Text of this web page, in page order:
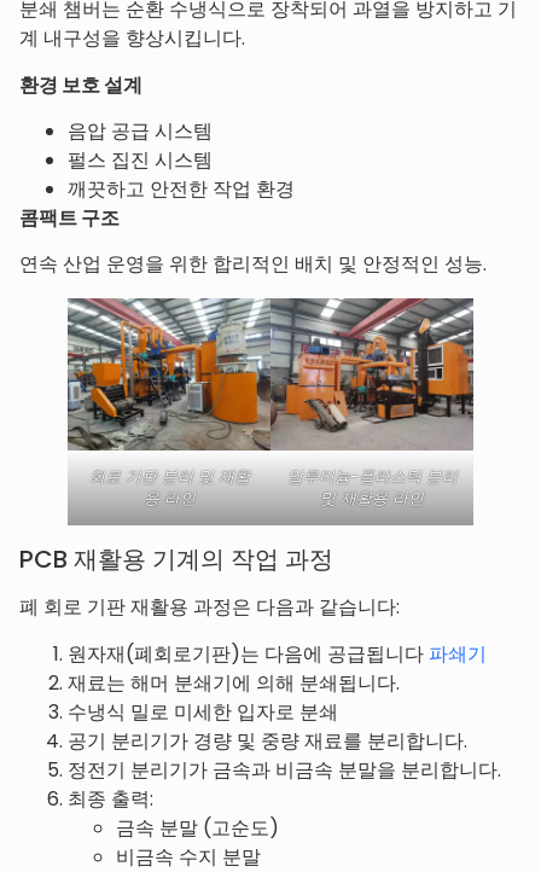
분쇄 챔버는 순환 수냉식으로 장착되어 과열을 방지하고 기
계 내구성을 향상시킵니다.
환경 보호 설계
음압 공급 시스템
펄스 집진 시스템
깨끗하고 안전한 작업 환경
콤팩트 구조
연속 산업 운영을 위한 합리적인 배치 및 안정적인 성능.
회로 기판 분리 및 재활
용 라인
알루미늄-플라스틱 분리
및 재활용 라인
PCB 재활용 기계의 작업 과정
폐 회로 기판 재활용 과정은 다음과 같습니다:
원자재(폐회로기판)는 다음에 공급됩니다 파쇄기
재료는 해머 분쇄기에 의해 분쇄됩니다.
수냉식 밀로 미세한 입자로 분쇄
공기 분리기가 경량 및 중량 재료를 분리합니다.
정전기 분리기가 금속과 비금속 분말을 분리합니다.
최종 출력:
금속 분말 (고순도)
비금속 수지 분말